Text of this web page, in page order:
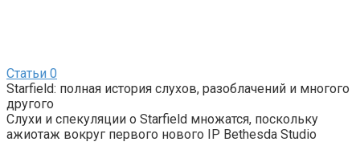
Статьи 0
Starfield: полная история слухов, разоблачений и многого
другого
Слухи и спекуляции о Starfield множатся, поскольку
ажиотаж вокруг первого нового IP Bethesda Studio